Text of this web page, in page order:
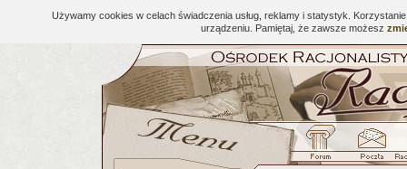
Używamy cookies w celach świadczenia usług, reklamy i statystyk.
urządzeniu. Pamiętaj, że zawsze możesz